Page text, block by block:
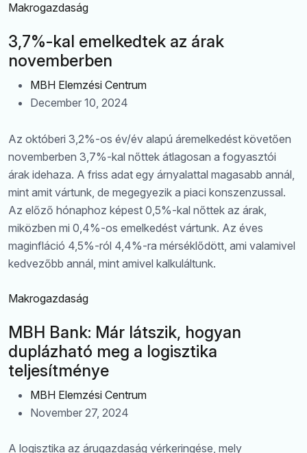
Makrogazdaság
3,7%-kal emelkedtek az árak
novemberben
MBH Elemzési Centrum
December 10, 2024
Az októberi 3,2%-os év/év alapú áremelkedést követően
novemberben 3,7%-kal nőttek átlagosan a fogyasztói
árak idehaza. A friss adat egy árnyalattal magasabb annál,
mint amit vártunk, de megegyezik a piaci konszenzussal.
Az előző hónaphoz képest 0,5%-kal nőttek az árak,
miközben mi 0,4%-os emelkedést vártunk. Az éves
maginfláció 4,5%-ról 4,4%-ra mérséklődött, ami valamivel
kedvezőbb annál, mint amivel kalkuláltunk.
Makrogazdaság
MBH Bank: Már látszik, hogyan
duplázható meg a logisztika
teljesítménye
MBH Elemzési Centrum
November 27, 2024
A logisztika az árugazdaság vérkeringése, mely